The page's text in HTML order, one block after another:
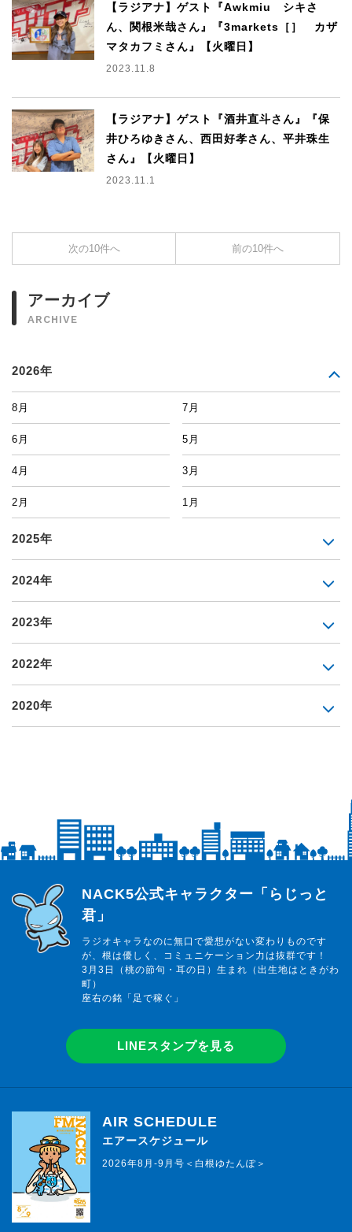
【ラジアナ】ゲスト『Awkmiu シキさ
ん、関根米哉さん』『3markets［］ カザ
マタカフミさん』【火曜日】
2023.11.8
【ラジアナ】ゲスト『酒井直斗さん』『保
井ひろゆきさん、西田好孝さん、平井珠生
さん』【火曜日】
2023.11.1
次の10件へ 前の10件へ
アーカイブ
ARCHIVE
2026年
8月 7月
6月 5月
4月 3月
2月 1月
2025年
2024年
2023年
2022年
2020年
らじっと君
NACK5公式キャラクター「らじっと
君」
ラジオキャラなのに無口で愛想がない変わりものです
が、根は優しく、コミュニケーション力は抜群です！
3月3日（桃の節句・耳の日）生まれ（出生地はときがわ
町）
座右の銘「足で稼ぐ」
LINEスタンプを見る
AIR SCHEDULE
エアースケジュール
2026年8月-9月号＜白根ゆたんぽ＞